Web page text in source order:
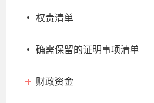
权责清单
确需保留的证明事项清单
财政资金